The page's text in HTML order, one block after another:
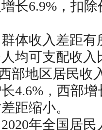
长6.9%，扣
体收入差距有
均可支配收入
部地区居民收
4.6%，西部
距缩小。
年全国居